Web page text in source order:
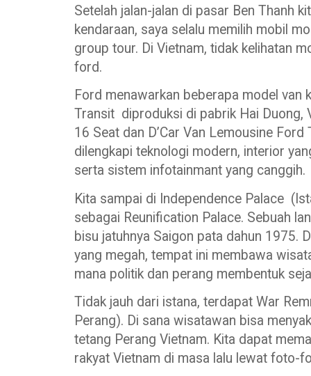
Setelah jalan-jalan di pasar Ben Thanh
kendaraan, saya selalu memilih mobil
group tour. Di Vietnam, tidak kelihatan
ford.
Ford menawarkan beberapa model van
Transit diproduksi di pabrik Hai Duong,
16 Seat dan D’Car Van Lemousine
dilengkapi teknologi modern, interior
serta sistem infotainmant yang canggih.
Kita sampai di Independence Palace
sebagai Reunification Palace. Sebuah
bisu jatuhnya Saigon pata dahun 1975.
yang megah, tempat ini membawa
mana politik dan perang membentuk
Tidak jauh dari istana, terdapat War
Perang). Di sana wisatawan bisa
tetang Perang Vietnam. Kita dapat
rakyat Vietnam di masa lalu lewat foto-